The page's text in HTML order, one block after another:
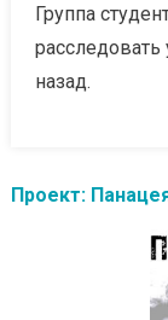
Группа
назад.
Проект: